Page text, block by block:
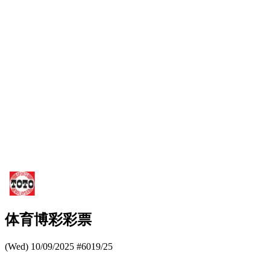
体育博彩彩票
(Wed) 10/09/2025 #6019/25